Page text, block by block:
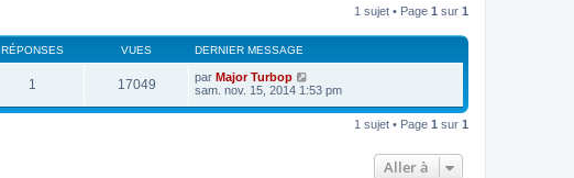
1 sujet • Page 1 sur 1
RÉPONSES VUES DERNIER MESSAGE
1 17049 par Major Turbop
sam. nov. 15, 2014 1:53 pm
1 sujet • Page 1 sur 1
Aller à